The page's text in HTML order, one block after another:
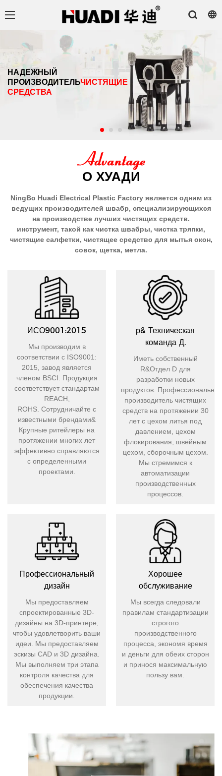
НАДЕЖНЫЙ
ПРОИЗВОДИТЕЛЬЧИСТЯЩИЕ
СРЕДСТВА
О ХУАДИ
NingBo Huadi Electrical Plastic Factory является одним из
ведущих производителей швабр, специализирующихся
на производстве лучших чистящих средств.
инструмент, такой как чистка швабры, чистка тряпки,
чистящие салфетки, чистящее средство для мытья окон,
совок, щетка, метла.
ИСО9001:2015
Мы производим в
соответствии с ISO9001:
2015, завод является
членом BSCI. Продукция
соответствует стандартам
REACH,
ROHS. Сотрудничайте с
известными брендами&
Крупные ритейлеры на
протяжении многих лет
эффективно справляются
с определенными
проектами.
р& Техническая
команда Д.
Иметь собственный
R&Отдел D для
разработки новых
продуктов.
производитель чистящих
средств на протяжении 30
лет с цехом литья под
давлением, цехом
флокирования, швейным
цехом, сборочным цехом.
Мы стремимся к
автоматизации
производственных
процессов.
Профессиональный
дизайн
Мы предоставляем
спроектированные 3D-
дизайны на 3D-принтере,
чтобы удовлетворить ваши
идеи. Мы предоставляем
эскизы CAD и 3D дизайна.
Мы выполняем три этапа
контроля качества для
обеспечения качества
продукции.
Хорошее
обслуживание
​​​​​​​Мы всегда следовали
правилам стандартизации
строгого
производственного
процесса, экономя время
и деньги для обеих сторон
и принося максимальную
пользу вам.